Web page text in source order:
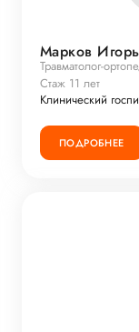
Марков
Травматолог-
Стаж 11 лет
Клинический
ПОДРОБНЕЕ